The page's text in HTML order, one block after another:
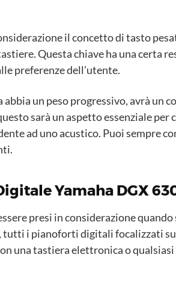
il concetto di tasto
Questa chiave ha una certa
preferenze dell’utente.
abbia un peso progressivo, avrà
sarà un aspetto essenziale
ad uno acustico. Puoi sempre
Yamaha DGX
presi in considerazione
tutti i pianoforti digitali focalizzati
una tastiera elettronica o